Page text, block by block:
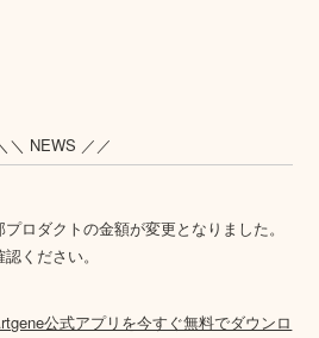
＼ NEWS ／／
ロダクトの金額が変更となりました。
ください。
公式アプリを今すぐ無料でダウンロ